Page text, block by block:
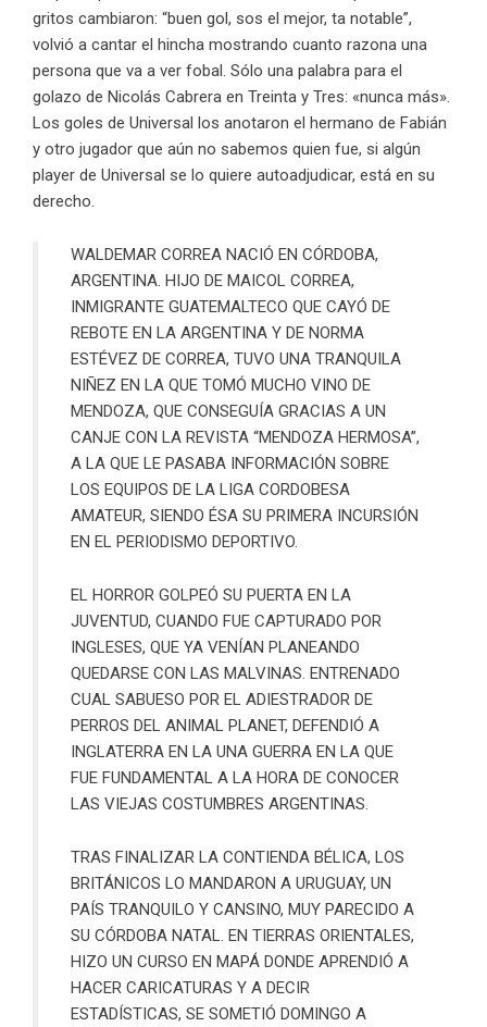
gritos cambiaron: “buen gol, sos el mejor, ta notable”,
volvió a cantar el hincha mostrando cuanto razona una
persona que va a ver fobal. Sólo una palabra para el
golazo de Nicolás Cabrera en Treinta y Tres: «nunca más».
Los goles de Universal los anotaron el hermano de Fabián
y otro jugador que aún no sabemos quien fue, si algún
player de Universal se lo quiere autoadjudicar, está en su
derecho.
WALDEMAR CORREA NACIÓ EN CÓRDOBA,
ARGENTINA. HIJO DE MAICOL CORREA,
INMIGRANTE GUATEMALTECO QUE CAYÓ DE
REBOTE EN LA ARGENTINA Y DE NORMA
ESTÉVEZ DE CORREA, TUVO UNA TRANQUILA
NIÑEZ EN LA QUE TOMÓ MUCHO VINO DE
MENDOZA, QUE CONSEGUÍA GRACIAS A UN
CANJE CON LA REVISTA “MENDOZA HERMOSA”,
A LA QUE LE PASABA INFORMACIÓN SOBRE
LOS EQUIPOS DE LA LIGA CORDOBESA
AMATEUR, SIENDO ÉSA SU PRIMERA INCURSIÓN
EN EL PERIODISMO DEPORTIVO.
EL HORROR GOLPEÓ SU PUERTA EN LA
JUVENTUD, CUANDO FUE CAPTURADO POR
INGLESES, QUE YA VENÍAN PLANEANDO
QUEDARSE CON LAS MALVINAS. ENTRENADO
CUAL SABUESO POR EL ADIESTRADOR DE
PERROS DEL ANIMAL PLANET, DEFENDIÓ A
INGLATERRA EN LA UNA GUERRA EN LA QUE
FUE FUNDAMENTAL A LA HORA DE CONOCER
LAS VIEJAS COSTUMBRES ARGENTINAS.
TRAS FINALIZAR LA CONTIENDA BÉLICA, LOS
BRITÁNICOS LO MANDARON A URUGUAY, UN
PAÍS TRANQUILO Y CANSINO, MUY PARECIDO A
SU CÓRDOBA NATAL. EN TIERRAS ORIENTALES,
HIZO UN CURSO EN MAPÁ DONDE APRENDIÓ A
HACER CARICATURAS Y A DECIR
ESTADÍSTICAS, SE SOMETIÓ DOMINGO A